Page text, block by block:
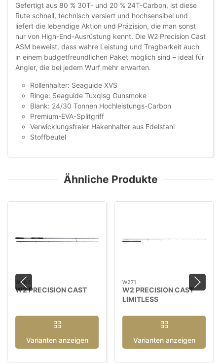
Gefertigt aus 80 % 30T- und 20 % 24T-Carbon, ist diese
Rute schnell, technisch versiert und hochsensibel und
liefert die lebendige Aktion und Präzision, die man sonst
nur von High-End-Ausrüstung kennt. Die W2 Precision Cast
ASM beweist, dass wahre Leistung und Tragbarkeit auch
in einem budgetfreundlichen Paket möglich sind – ideal für
Angler, die bei jedem Wurf mehr erwarten.
Rollenhalter: Seaguide XVS
Ringe: Seaguide Tuxqlsg Gunsmoke
Blank: 24/30 Tonnen Hochleistungs-Carbon
Premium-EVA-Splitgriff
Verwicklungsfreier Hakenhalter aus Edelstahl
Stoffbeutel
Ähnliche Produkte
W263
W2 PRECISION CAST
Varianten anzeigen
W271
W2 PRECISION CAST
LIMITLESS
Varianten anzeigen